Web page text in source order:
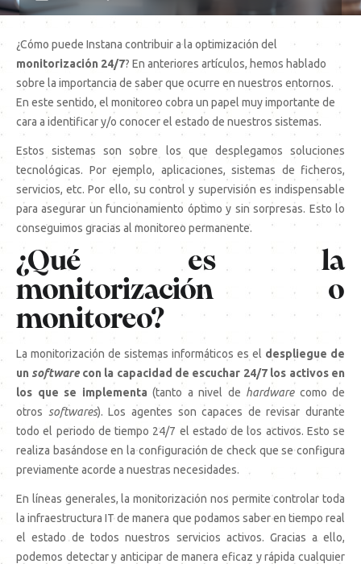
¿Cómo puede Instana contribuir a la optimización del
monitorización 24/7? En anteriores artículos, hemos hablado
sobre la importancia de saber que ocurre en nuestros entornos.
En este sentido, el monitoreo cobra un papel muy importante de
cara a identificar y/o conocer el estado de nuestros sistemas.
Estos sistemas son sobre los que desplegamos soluciones
tecnológicas. Por ejemplo, aplicaciones, sistemas de ficheros,
servicios, etc. Por ello, su control y supervisión es indispensable
para asegurar un funcionamiento óptimo y sin sorpresas. Esto lo
conseguimos gracias al monitoreo permanente.
¿Qué es la
monitorización o
monitoreo?
La monitorización de sistemas informáticos es el despliegue de
un softwarecon la capacidad de escuchar 24/7 los activos en
los que se implementa (tanto a nivel de hardwarecomo de
otros softwares). Los agentes son capaces de revisar durante
todo el periodo de tiempo 24/7 el estado de los activos. Esto se
realiza basándose en la configuración de check que se configura
previamente acorde a nuestras necesidades.
En líneas generales, la monitorización nos permite controlar toda
la infraestructura IT de manera que podamos saber en tiempo real
el estado de todos nuestros servicios activos. Gracias a ello,
podemos detectar y anticipar de manera eficaz y rápida cualquier